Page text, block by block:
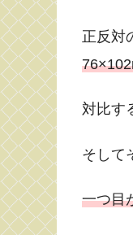
正反対
対比す
そして
一つ目